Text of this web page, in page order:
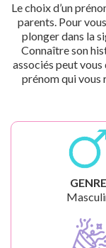
Le choix d’un
parents. Pour
plonger dans la
Connaître son
associés peut vous
prénom qui vous
GENRE